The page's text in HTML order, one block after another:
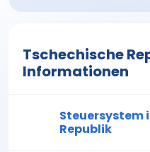
Tschechische
Informationen
Steuersystem
Republik